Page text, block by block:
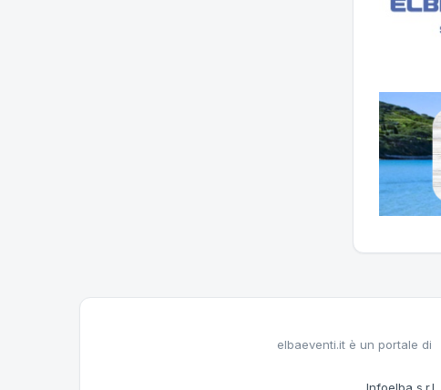
elbaeventi.it è un portale di
Infoelba s.r.l.